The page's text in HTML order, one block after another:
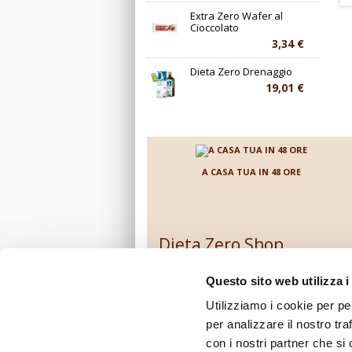
Questo sito web utilizza i
Utilizziamo i cookie per
per analizzare il nostro
con i nostri partner che si
Extra Zero Wafer al
Cioccolato
3,34 €
Dieta Zero Drenaggio
19,01 €
A CASA TUA IN 48 ORE
Dieta Zero Shop
Come ordinare su Dietazeroshop.it
Prezzi e modalità di pagamento
Costi e modalità di spedizione
Diritto di recesso, garanzie e condizioni